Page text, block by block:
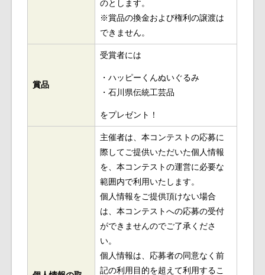
のとします。
※賞品の換金および権利の譲渡は
できません。
賞品
受賞者には
・ハッピーくんぬいぐるみ
・石川県伝統工芸品
をプレゼント！
主催者は、本コンテストの応募に
際してご提供いただいた個人情報
を、本コンテストの運営に必要な
範囲内で利用いたします。
個人情報をご提供頂けない場合
は、本コンテストへの応募の受付
ができませんのでご了承くださ
い。
個人情報は、応募者の同意なく前
記の利用目的を超えて利用するこ